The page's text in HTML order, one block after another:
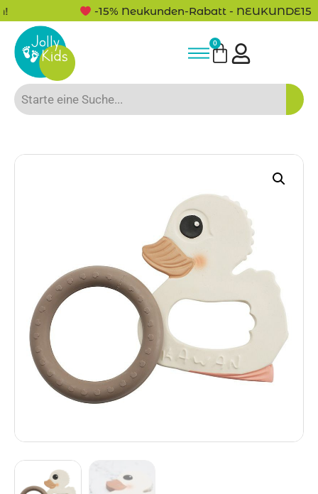
-15% Neukunden-Rabatt - NEUKUNDE15
0